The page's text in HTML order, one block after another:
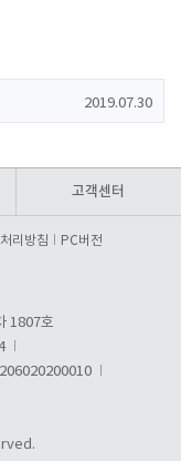
2019.07.30
고객센터
리방침 PC버전
1807호